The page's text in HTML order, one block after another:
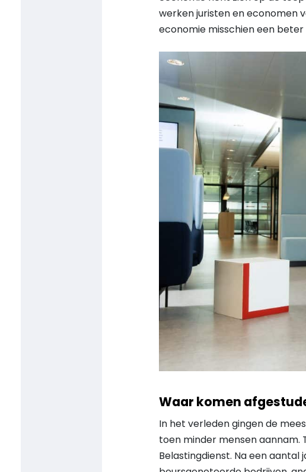
werken juristen en economen
economie misschien een
Waar komen
In het verleden gingen de
toen minder mensen aannam.
Belastingdienst. Na een aantal